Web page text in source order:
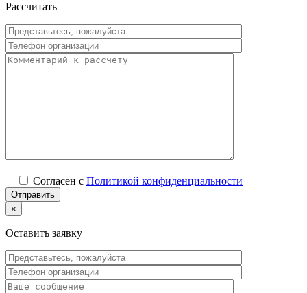
Рассчитать
Согласен с Политикой конфиденциальности
×
Оставить заявку